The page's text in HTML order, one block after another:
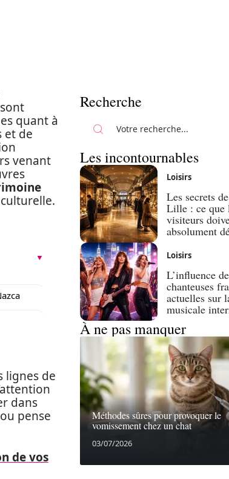
quant à
et de
venant
lignes de
dans
pense
de vos
Recherche
Les incontournables
Loisirs
Les secrets
Lille : ce que
visiteurs
absolument
Loisirs
L’influence
chanteuses
actuelles sur
musicale
À ne pas manquer
Méthodes sûres pour provoquer le
vomissement chez un chat
03/07/2026